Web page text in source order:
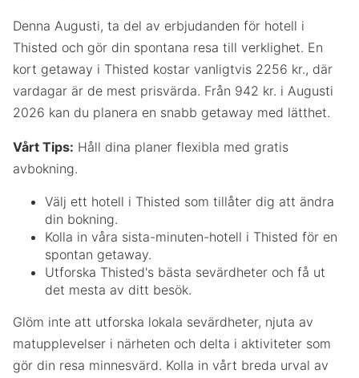
Denna Augusti, ta del av erbjudanden för hotell i
Thisted och gör din spontana resa till verklighet. En
kort getaway i Thisted kostar vanligtvis 2256 kr., där
vardagar är de mest prisvärda. Från 942 kr. i Augusti
2026 kan du planera en snabb getaway med lätthet.
Vårt Tips: Håll dina planer flexibla med gratis
avbokning.
Välj ett hotell i Thisted som tillåter dig att ändra
din bokning.
Kolla in våra sista-minuten-hotell i Thisted för en
spontan getaway.
Utforska Thisted's bästa sevärdheter och få ut
det mesta av ditt besök.
Glöm inte att utforska lokala sevärdheter, njuta av
matupplevelser i närheten och delta i aktiviteter som
gör din resa minnesvärd. Kolla in vårt breda urval av